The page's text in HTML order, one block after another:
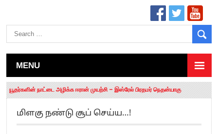
MENU
தமிழக சட்டப்பேரவையில் காலியிடங்கள் 6 ஆக உயர்வு
யூதர்களின் நாட்டை அழிக்க ஈரான் முயற்சி – இஸ்ரேல் பிரதமர் நெதன்யாகு
“மக்களால் நிராகரிக்கப்பட்டவர் ஸ்டாலின்!” – செங்கோட்டையன்
எங்களை நீக்குவதற்கு இபிஎஸ்க்கு அதிகாரம் இல்லை.. – சி. வி.சண்முகம்
எஸ்.பி.வேலுமணி, சி.வி.சண்முகம் உள்ளிட்ட MLA-க்கள் பதவி பறிப்பு
மிளகு நண்டு சூப் செய்ய…!